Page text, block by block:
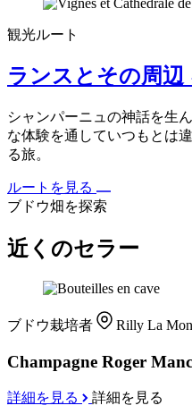
観光ルート
ランスとその周辺
シャンパーニュの神話を生
な体験を通していつもとは
る旅。
ルートを見る
ブドウ畑を探索
近くのセラー
ブドウ栽培者 Rilly La
Champagne Roger
詳細を見る 詳細を見る